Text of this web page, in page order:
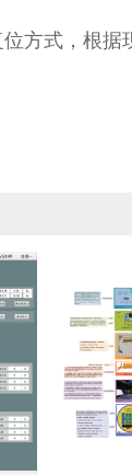
方式，根据